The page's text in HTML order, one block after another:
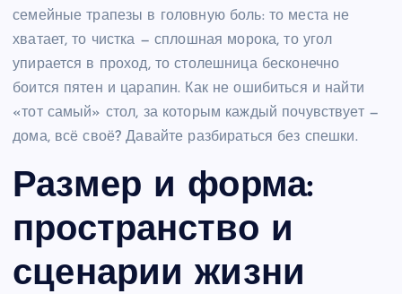
семейные трапезы в головную боль: то места не
хватает, то чистка — сплошная морока, то угол
упирается в проход, то столешница бесконечно
боится пятен и царапин. Как не ошибиться и найти
«тот самый» стол, за которым каждый почувствует —
дома, всё своё? Давайте разбираться без спешки.
Размер и форма:
пространство и
сценарии жизни